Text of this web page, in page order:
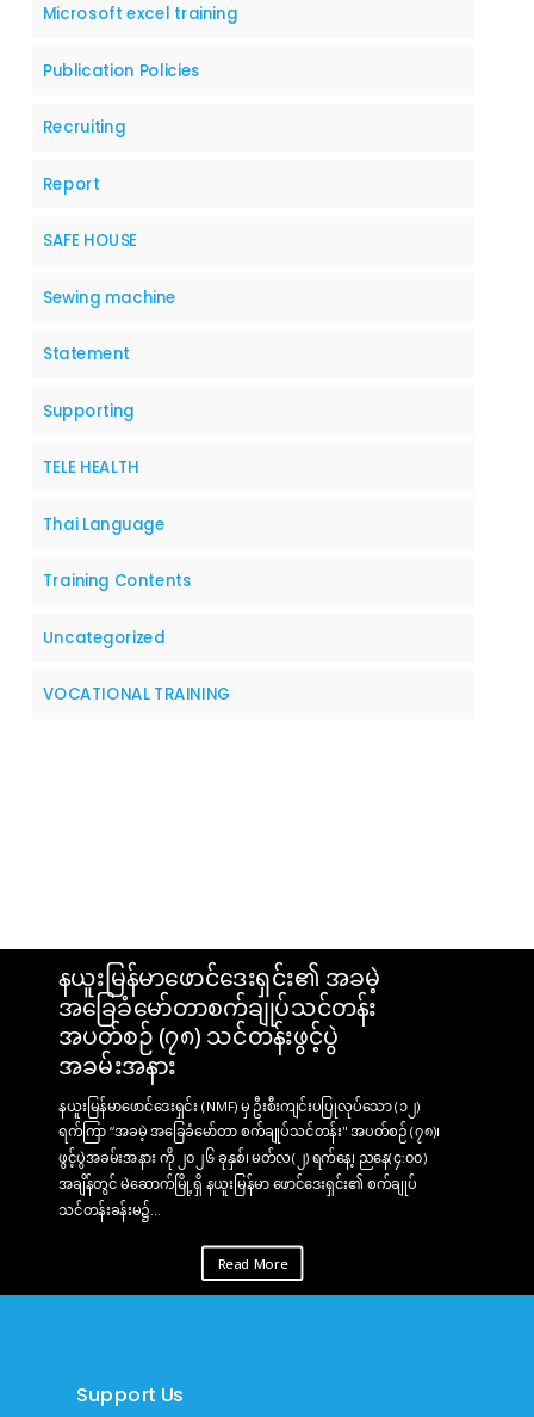
Microsoft excel training
Publication Policies
Recruiting
Report
SAFE HOUSE
Sewing machine
Statement
Supporting
TELE HEALTH
Thai Language
Training Contents
Uncategorized
VOCATIONAL TRAINING
နယူးမြန်မာဖောင်ဒေးရှင်း၏ အခမဲ့
အခြေခံမော်တာစက်ချုပ်သင်တန်း
အပတ်စဉ် (၇၈) သင်တန်းဖွင့်ပွဲ
အခမ်းအနား
နယူးမြန်မာဖောင်ဒေးရှင်း (NMF) မှ ဦးစီးကျင်းပပြုလုပ်သော (၁၂)
ရက်ကြာ “အခမဲ့ အခြေခံမော်တာ စက်ချုပ်သင်တန်း" အပတ်စဉ် (၇၈)၊
ဖွင့်ပွဲအခမ်းအနား ကို ၂၀၂၆ ခုနှစ်၊ မတ်လ(၂) ရက်နေ့၊ ညနေ(၄:၀၀)
အချိန်တွင် မဲဆောက်မြို့ရှိ နယူးမြန်မာ ဖောင်ဒေးရှင်း၏ စက်ချုပ်
သင်တန်းခန်းမ၌...
Read More
Support Us